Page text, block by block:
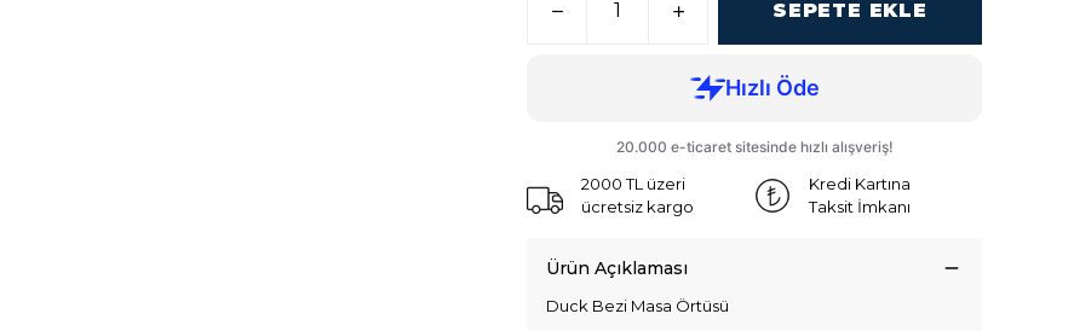
SEPETE EKLE
2000 TL üzeri
ücretsiz kargo
Kredi Kartına
Taksit İmkanı
Ürün Açıklaması
Duck Bezi Masa Örtüsü